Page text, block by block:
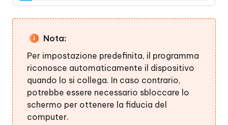
Nota:
Per impostazione predefinita, il programma
riconosce automaticamente il dispositivo
quando lo si collega. In caso contrario,
potrebbe essere necessario sbloccare lo
schermo per ottenere la fiducia del
computer.